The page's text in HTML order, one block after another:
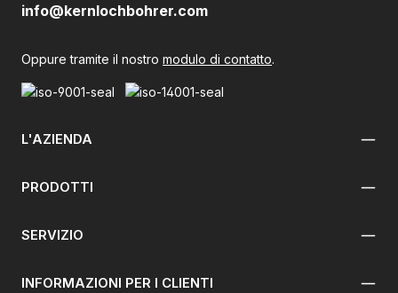
info@kernlochbohrer.com
Oppure tramite il nostro modulo di contatto.
L'AZIENDA
PRODOTTI
SERVIZIO
INFORMAZIONI PER I CLIENTI